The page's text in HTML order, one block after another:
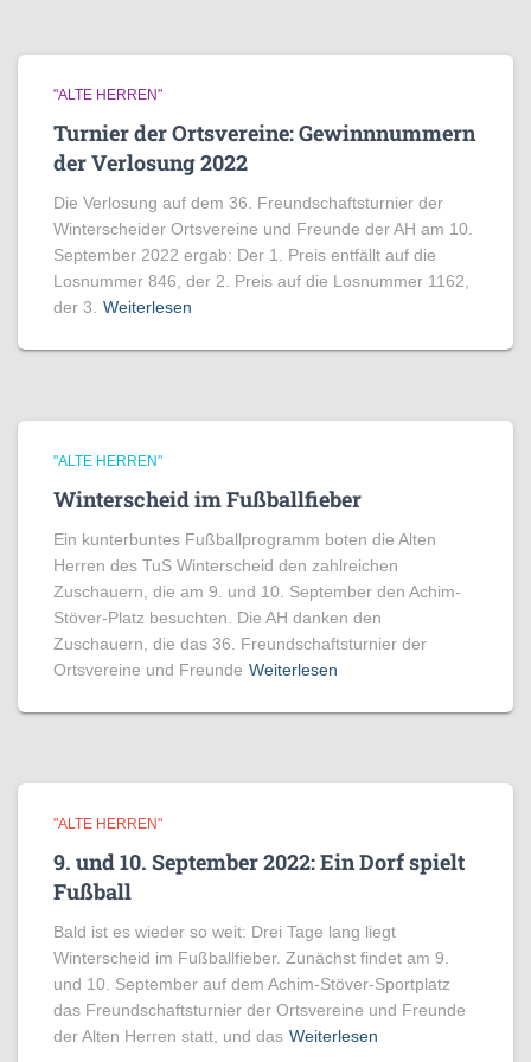
"ALTE HERREN"
Turnier der Ortsvereine: Gewinnnummern
der Verlosung 2022
Die Verlosung auf dem 36. Freundschaftsturnier der
Winterscheider Ortsvereine und Freunde der AH am 10.
September 2022 ergab: Der 1. Preis entfällt auf die
Losnummer 846, der 2. Preis auf die Losnummer 1162,
der 3.
Weiterlesen
"ALTE HERREN"
Winterscheid im Fußballfieber
Ein kunterbuntes Fußballprogramm boten die Alten
Herren des TuS Winterscheid den zahlreichen
Zuschauern, die am 9. und 10. September den Achim-
Stöver-Platz besuchten. Die AH danken den
Zuschauern, die das 36. Freundschaftsturnier der
Ortsvereine und Freunde Weiterlesen
"ALTE HERREN"
9. und 10. September 2022: Ein Dorf spielt
Fußball
Bald ist es wieder so weit: Drei Tage lang liegt
Winterscheid im Fußballfieber. Zunächst findet am 9.
und 10. September auf dem Achim-Stöver-Sportplatz
das Freundschaftsturnier der Ortsvereine und Freunde
der Alten Herren statt, und das Weiterlesen